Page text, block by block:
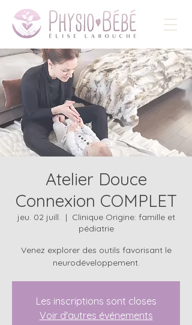
Atelier Douce
Connexion COMPLET
jeu. 02 juill.
  |
Clinique Origine: famille et
pédiatrie
Venez explorer des outils favorisant le
neurodéveloppement.
Les inscriptions sont closes
Voir d'autres événements